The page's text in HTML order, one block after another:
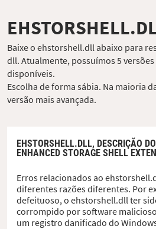
Baixe o ehstorshell.dll abaixo para
dll. Atualmente, possuímos 5
disponíveis.
Escolha de forma sábia. Na maioria
versão mais avançada.
EHSTORSHELL.DLL, DESCRIÇÃO
ENHANCED STORAGE SHELL
Erros relacionados ao
diferentes razões diferentes. Por
defeituoso, o ehstorshell.dll ter
corrompido por software
um registro danificado do